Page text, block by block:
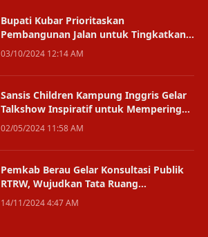
Bupati Kubar Prioritaskan
Pembangunan Jalan untuk Tingkatkan
Konektivitas
03/10/2024 12:14 AM
Sansis Children Kampung Inggris Gelar
Talkshow Inspiratif untuk Memperingati
Hari Kartini
02/05/2024 11:58 AM
Pemkab Berau Gelar Konsultasi Publik
RTRW, Wujudkan Tata Ruang
Terintegrasi
14/11/2024 4:47 AM